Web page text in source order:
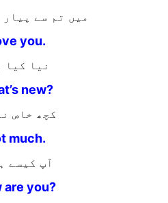
میں تم سے پیار
you.
نیا کیا
new?
کچھ خاص
much.
آپ کیسے
are you?